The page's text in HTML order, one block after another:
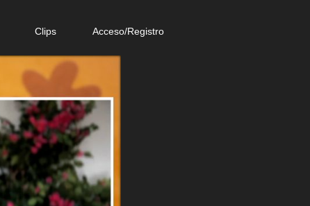
Clips Acceso/Registro